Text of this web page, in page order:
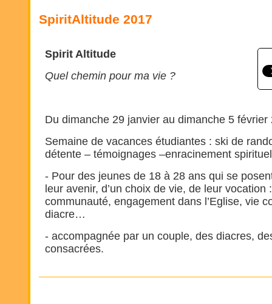
SpiritAltitude 2017
Spirit Altitude
Quel chemin pour ma vie ?
Du dimanche 29 janvier au dimanche 5 février
Semaine de vacances étudiantes : ski de
détente – témoignages –enracinement spirituel
- Pour des jeunes de 18 à 28 ans qui se
leur avenir, d’un choix de vie, de leur vocation
communauté, engagement dans l’Eglise, vie
diacre…
- accompagnée par un couple, des diacres,
consacrées.